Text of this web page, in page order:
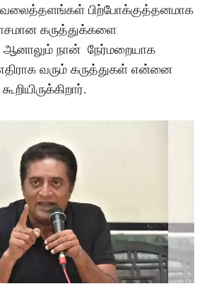
பிற்போக்குத்தனமாக
கருத்துக்களை
ஆனாலும் நான் நேர்மறையாக
வரும் கருத்துகள் என்னை